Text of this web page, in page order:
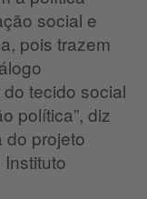
social e
pois trazem
tecido social
política”, diz
do projeto